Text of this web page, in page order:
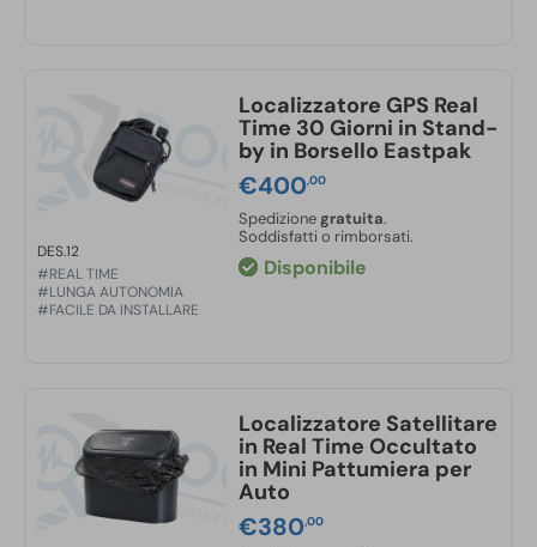
Rosso:
Stato batteria
Blu:
Stato GPS
Configurazione:
Bluetooth per impostazioni
rapide
OTA (Over-The-Air)
Temperatura operativa:-20°C ~ +75°C
Resistenza all’acqua e polvere:
Dimensioni:92 x 63 x 36 mm
DES.12
#REAL TIME
#LUNGA AUTONOMIA
#FACILE DA INSTALLARE
Localizzatore GPS Real
Time 30 Giorni in Stand-
by in Borsello Eastpak
€400,00
Spedizionegratuita.
Soddisfatti o rimborsati.
Disponibile
Localizzatore Satellitare
in Real Time Occultato
in Mini Pattumiera per
Auto
€380,00